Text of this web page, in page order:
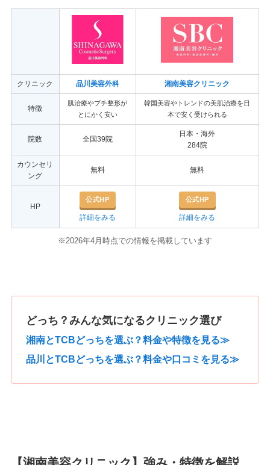
クリニック 品川美容外科 湘南美容クリニック
特徴
肌治療やプチ整形が
とにかく安い
韓国美容やトレンドの美肌治療を日
本で安く受けられる
院数 全国39院
日本・海外
284院
カウンセリ
ング
無料 無料
HP
公式HP
詳細をみる
公式HP
詳細をみる
※2026年4月時点での情報を掲載しています
どっち？みんな気になるクリニック選び
湘南とTCBどっちを選ぶ？料金や特徴を見る≫
品川とTCBどっちを選ぶ？料金や口コミを見る≫